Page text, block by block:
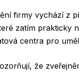
firmy vychází z
zatím prakticky
centra pro
že